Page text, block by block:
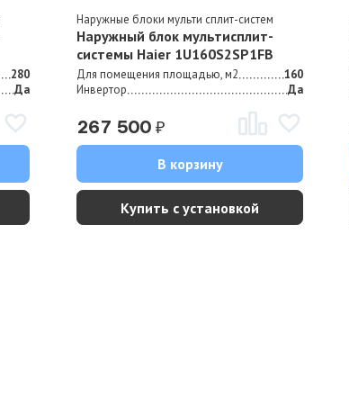
280
Да
Наружные блоки мульти сплит-систем
Наружный блок мультисплит-
системы Haier 1U160S2SP1FB
Для помещения площадью, м2
160
Инвертор
Да
267 500₽
В корзину
Купить с установкой